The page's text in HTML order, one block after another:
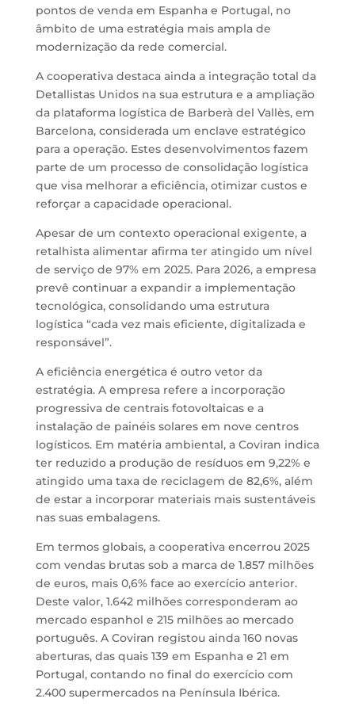
pontos de venda em Espanha e Portugal, no
âmbito de uma estratégia mais ampla de
modernização da rede comercial.
A cooperativa destaca ainda a integração total da
Detallistas Unidos na sua estrutura e a ampliação
da plataforma logística de Barberà del Vallès, em
Barcelona, considerada um enclave estratégico
para a operação. Estes desenvolvimentos fazem
parte de um processo de consolidação logística
que visa melhorar a eficiência, otimizar custos e
reforçar a capacidade operacional.
Apesar de um contexto operacional exigente, a
retalhista alimentar afirma ter atingido um nível
de serviço de 97% em 2025. Para 2026, a empresa
prevê continuar a expandir a implementação
tecnológica, consolidando uma estrutura
logística “cada vez mais eficiente, digitalizada e
responsável”.
A eficiência energética é outro vetor da
estratégia. A empresa refere a incorporação
progressiva de centrais fotovoltaicas e a
instalação de painéis solares em nove centros
logísticos. Em matéria ambiental, a Coviran indica
ter reduzido a produção de resíduos em 9,22% e
atingido uma taxa de reciclagem de 82,6%, além
de estar a incorporar materiais mais sustentáveis
nas suas embalagens.
Em termos globais, a cooperativa encerrou 2025
com vendas brutas sob a marca de 1.857 milhões
de euros, mais 0,6% face ao exercício anterior.
Deste valor, 1.642 milhões corresponderam ao
mercado espanhol e 215 milhões ao mercado
português. A Coviran registou ainda 160 novas
aberturas, das quais 139 em Espanha e 21 em
Portugal, contando no final do exercício com
2.400 supermercados na Península Ibérica.